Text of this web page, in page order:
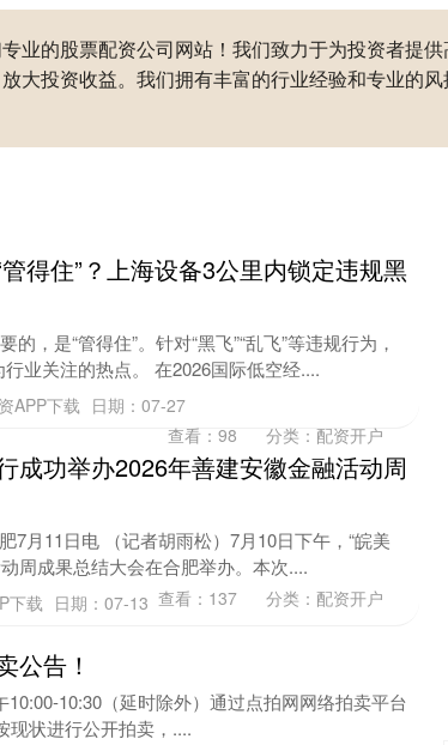
业的股票配资公司网站！我们致力于为投资者提
大投资收益。我们拥有丰富的行业经验和专业的
得住”？上海设备3公里内锁定违规黑
，是“管得住”。针对“黑飞”“乱飞”等违规行为，
业关注的热点。 在2026国际低空经....
APP下载
日期：07-27
查看： 98 分类： 配资开户
成功举办2026年善建安徽金融活动周
7月11日电 （记者胡雨松）7月10日下午，“皖美
周成果总结大会在合肥举办。本次....
下载 日期：07-13 查看： 137 分类： 配资开户
公告！
10:30（延时除外）通过点拍网网络拍卖平台
现状进行公开拍卖，....